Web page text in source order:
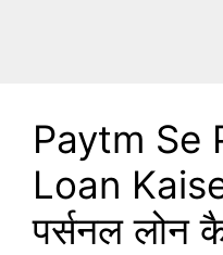
Paytm Se
Loan
पर्सनल लोन